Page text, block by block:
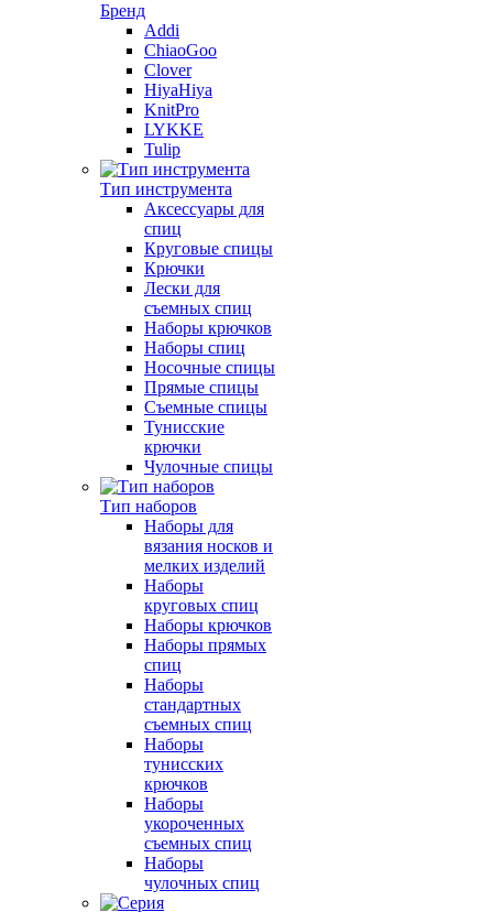
Бренд
Addi
ChiaoGoo
Clover
HiyaHiya
KnitPro
LYKKE
Tulip
Тип инструмента
Аксессуары для
спиц
Круговые спицы
Крючки
Лески для
съемных спиц
Наборы крючков
Наборы спиц
Носочные спицы
Прямые спицы
Съемные спицы
Тунисские
крючки
Чулочные спицы
Тип наборов
Наборы для
вязания носков и
мелких изделий
Наборы
круговых спиц
Наборы крючков
Наборы прямых
спиц
Наборы
стандартных
съемных спиц
Наборы
тунисских
крючков
Наборы
укороченных
съемных спиц
Наборы
чулочных спиц